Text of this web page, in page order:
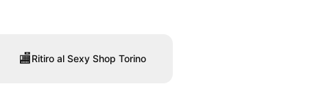
🏬Ritiro al Sexy Shop Torino